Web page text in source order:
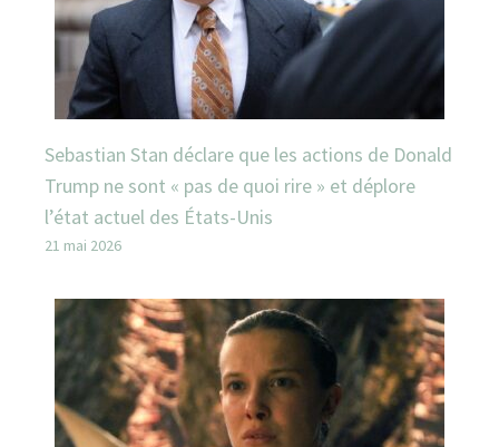
Sebastian Stan déclare que les actions de Donald
Trump ne sont « pas de quoi rire » et déplore
l’état actuel des États-Unis
21 mai 2026